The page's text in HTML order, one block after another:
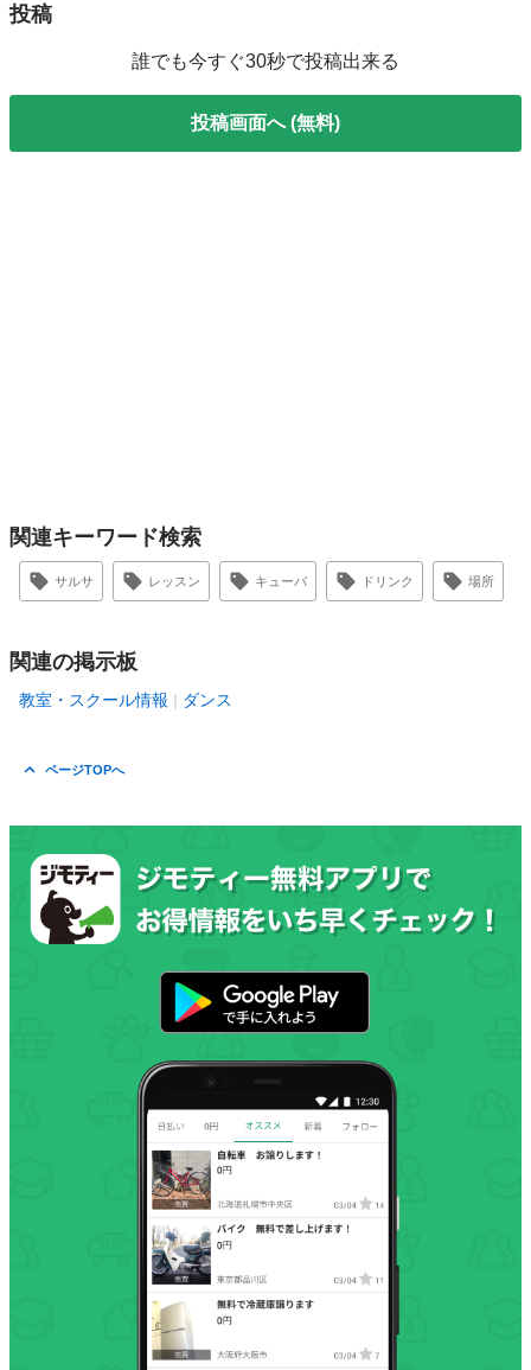
投稿
誰でも今すぐ30秒で投稿出来る
投稿画面へ (無料)
関連キーワード検索
サルサ レッスン キューバ ドリンク 場所
関連の掲示板
教室・スクール情報 ダンス
ページTOPへ